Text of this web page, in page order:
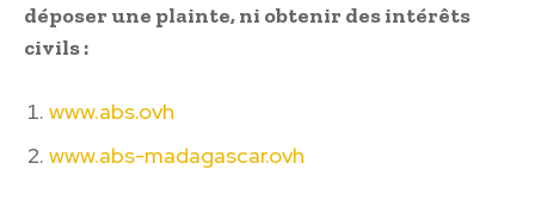
déposer une plainte, ni obtenir des intérêts
civils :
www.abs.ovh
www.abs-madagascar.ovh